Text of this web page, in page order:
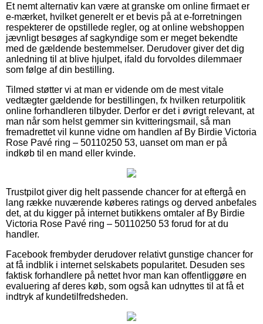
Et nemt alternativ kan være at granske om online firmaet er
e-mærket, hvilket generelt er et bevis på at e-forretningen
respekterer de opstillede regler, og at online webshoppen
jævnligt besøges af sagkyndige som er meget bekendte
med de gældende bestemmelser. Derudover giver det dig
anledning til at blive hjulpet, ifald du forvoldes dilemmaer
som følge af din bestilling.
Tilmed støtter vi at man er vidende om de mest vitale
vedtægter gældende for bestillingen, fx hvilken returpolitik
online forhandleren tilbyder. Derfor er det i øvrigt relevant, at
man når som helst gemmer sin kvitteringsmail, så man
fremadrettet vil kunne vidne om handlen af By Birdie Victoria
Rose Pavé ring – 50110250 53, uanset om man er på
indkøb til en mand eller kvinde.
Trustpilot giver dig helt passende chancer for at eftergå en
lang række nuværende køberes ratings og derved anbefales
det, at du kigger på internet butikkens omtaler af By Birdie
Victoria Rose Pavé ring – 50110250 53 forud for at du
handler.
Facebook frembyder derudover relativt gunstige chancer for
at få indblik i internet selskabets popularitet. Desuden ses
faktisk forhandlere på nettet hvor man kan offentliggøre en
evaluering af deres køb, som også kan udnyttes til at få et
indtryk af kundetilfredsheden.